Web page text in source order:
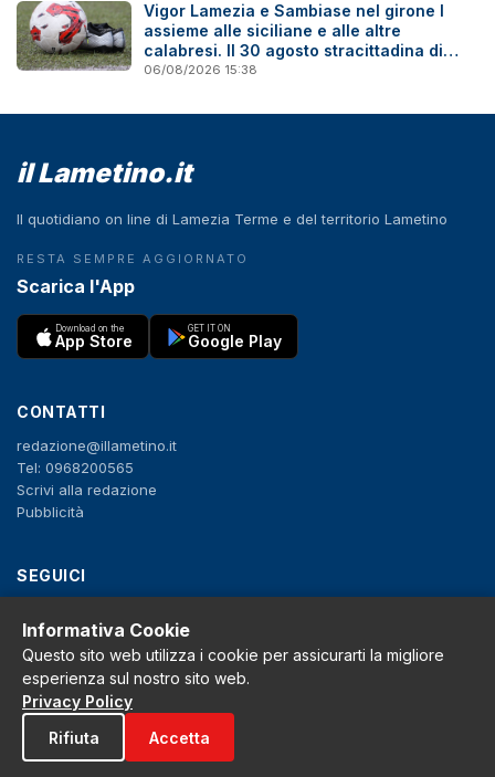
Vigor Lamezia e Sambiase nel girone I
assieme alle siciliane e alle altre
calabresi. Il 30 agosto stracittadina di
Coppa Italia
06/08/2026 15:38
il Lametino.it
Il quotidiano on line di Lamezia Terme e del territorio Lametino
RESTA SEMPRE AGGIORNATO
Scarica l'App
Download on the
App Store
GET IT ON
Google Play
CONTATTI
redazione@illametino.it
Tel: 0968200565
Scrivi alla redazione
Pubblicità
SEGUICI
Privacy Policy
Cookie Policy
Note legali
La Redazione
Informativa Cookie
Questo sito web utilizza i cookie per assicurarti la migliore
esperienza sul nostro sito web.
Privacy Policy
Rifiuta
Accetta